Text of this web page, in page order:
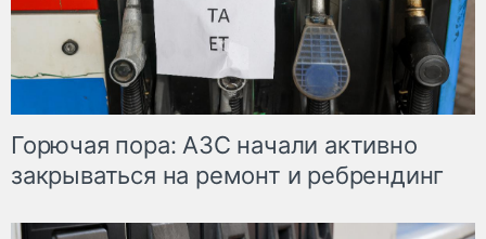
Горючая пора: АЗС начали активно
закрываться на ремонт и ребрендинг